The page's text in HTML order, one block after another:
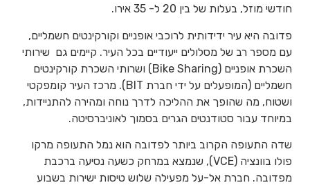
חודשי מוזל, בעלות של בין 20 ל- 35 אירו.
פדובה היא עיר ידידותית לרוכבי אופניים וקורקינטים חשמליים,
עם מספר רב של מסלולים ייעודיים בכל העיר. קיימים גם שירותי
השכרת אופניים (Bike Sharing) ושרותי השכרת קורקינטים
חשמליים (המופעלים על ידי חברת BIT). מרכז העיר קומפקטי
ושטוח, מה שהופך את ההליכה לדרך נוחה ומהירה להתניידות,
במיוחד עבור סטודנטים הגרים בסמוך לאוניברסיטה.
שדה התעופה הקרוב ביותר לפדובה הוא נמל התעופה מרקו
פולו בוונציה (VCE), שנמצא במרחק כשעה נסיעה ברכבת
מפדובה. חברת אל-על מפעילה שלוש טיסות ישירות בשבוע